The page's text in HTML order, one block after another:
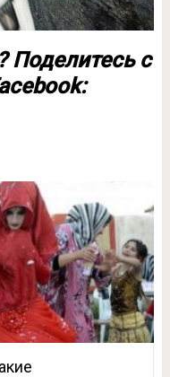
Поделитесь с